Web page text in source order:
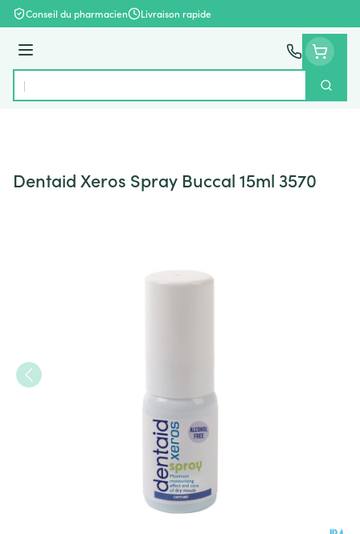
Aller au contenu
Conseil du pharmacien Livraison rapide
Menu
Rechercher
Dentaid Xeros Spray Buccal 15ml 3570